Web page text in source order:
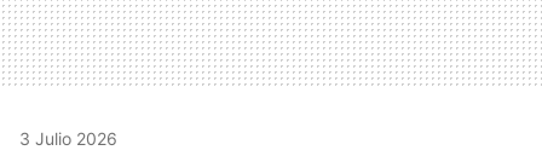
3 Julio 2026